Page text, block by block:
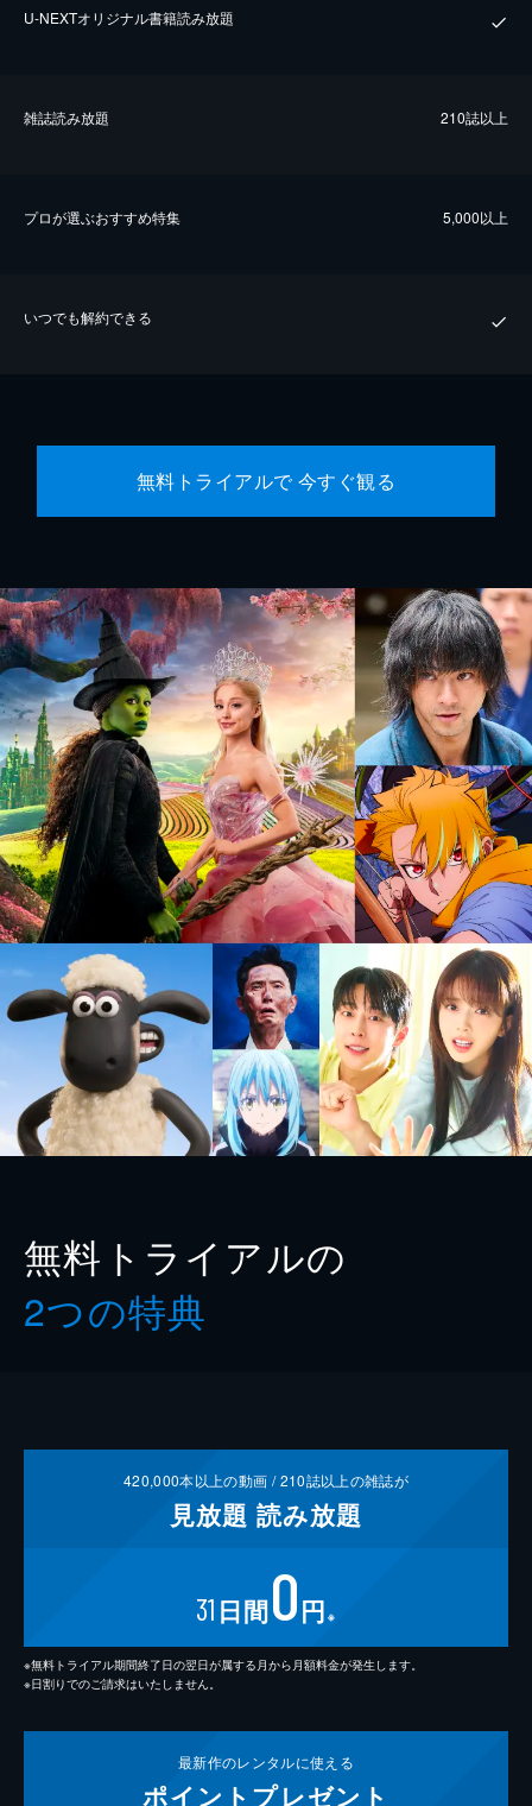
U-NEXTオリジナル書籍読み放題
雑誌読み放題 210誌以上
プロが選ぶおすすめ特集 5,000以上
いつでも解約できる
無料トライアルで 今すぐ観る
無料トライアルの
2つの特典
420,000本以上の動画 /210誌以上の雑誌が
見放題 読み放題
31 日間0円 ※
※無料トライアル期間終了日の翌日が属する月から月額料金が発生します。
※日割りでのご請求はいたしません。
最新作のレンタルに使える
ポイント プレゼント